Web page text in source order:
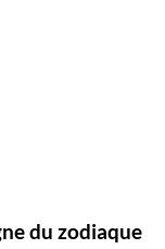
du zodiaque